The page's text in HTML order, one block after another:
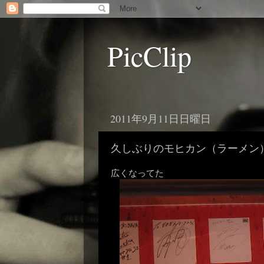
PicClip
2011年9月11日日曜日
久しぶりのモヒカン（ラーメン
広くなってた